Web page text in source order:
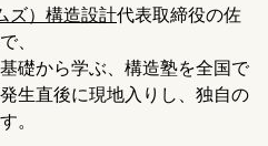
ズ）構造設計代表取締役の佐
、
礎から学ぶ、構造塾を全国で
生直後に現地入りし、独自の
。